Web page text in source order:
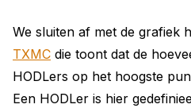
We sluiten af met de grafiek
TXMC die toont dat de
HODLers op het hoogste
Een HODLer is hier